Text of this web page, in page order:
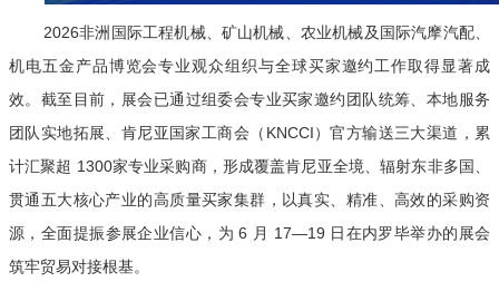
2026非洲国际工程机械、矿山机械、农业机械及国际汽摩汽配、
机电五金产品博览会专业观众组织与全球买家邀约工作取得显著成
效。截至目前，展会已通过组委会专业买家邀约团队统筹、本地服务
团队实地拓展、肯尼亚国家工商会（KNCCI）官方输送三大渠道，累
计汇聚超 1300家专业采购商，形成覆盖肯尼亚全境、辐射东非多国、
贯通五大核心产业的高质量买家集群，以真实、精准、高效的采购资
源，全面提振参展企业信心，为 6 月 17—19 日在内罗毕举办的展会
筑牢贸易对接根基。